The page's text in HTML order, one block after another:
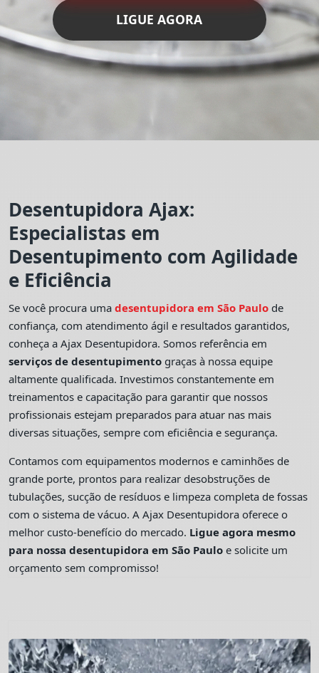
LIGUE AGORA
Desentupidora Ajax:
Especialistas em
Desentupimento com Agilidade
e Eficiência
Se você procura umadesentupidora em São Paulo de
confiança, com atendimento ágil e resultados garantidos,
conheça a Ajax Desentupidora. Somos referência em
serviços de desentupimento graças à nossa equipe
altamente qualificada. Investimos constantemente em
treinamentos e capacitação para garantir que nossos
profissionais estejam preparados para atuar nas mais
diversas situações, sempre com eficiência e segurança.
Contamos com equipamentos modernos e caminhões de
grande porte, prontos para realizar desobstruções de
tubulações, sucção de resíduos e limpeza completa de fossas
com o sistema de vácuo. A Ajax Desentupidora oferece o
melhor custo-benefício do mercado. Ligue agora mesmo
para nossa desentupidora em São Paulo e solicite um
orçamento sem compromisso!